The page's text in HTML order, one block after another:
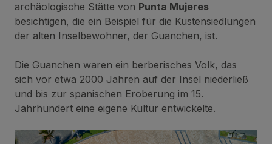
archäologische Stätte von Punta Mujeres
besichtigen, die ein Beispiel für die Küstensiedlungen
der alten Inselbewohner, der Guanchen, ist.
Die Guanchen waren ein berberisches Volk, das
sich vor etwa 2000 Jahren auf der Insel niederließ
und bis zur spanischen Eroberung im 15.
Jahrhundert eine eigene Kultur entwickelte.